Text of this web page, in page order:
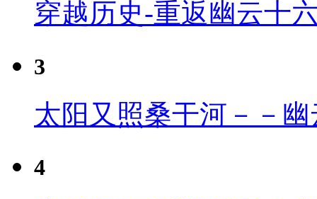
穿越历史-重返幽云十
3
太阳又照桑干河－－
4